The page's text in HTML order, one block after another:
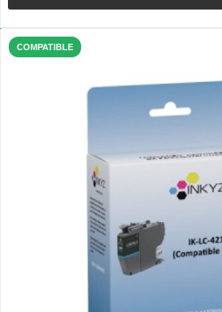
COMPATIBLE